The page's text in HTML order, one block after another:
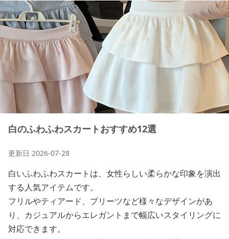
白のふわふわスカートおすすめ12選
更新日 2026-07-28
白いふわふわスカートは、女性らしい柔らかな印象を演出
する人気アイテムです。
フリルやティアード、プリーツなど様々なデザインがあ
り、カジュアルからエレガントまで幅広いスタイリングに
対応できます。